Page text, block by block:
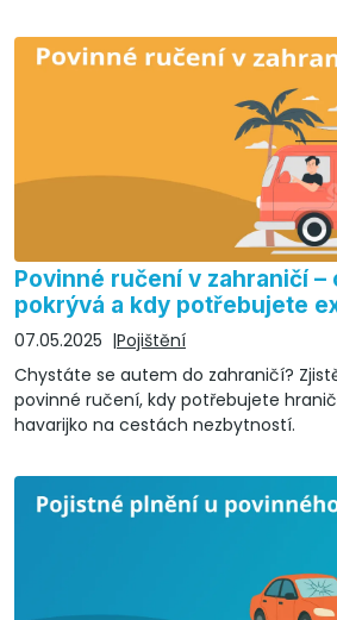
Povinné ručení v zahraničí –
pokrývá a kdy potřebujete
07.05.2025
Pojištění
Chystáte se autem do zahraničí?
povinné ručení, kdy potřebujete
havarijko na cestách nezbytností.